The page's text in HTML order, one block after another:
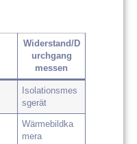
Widerstand/D
urchgang
messen
Isolationsmes
sgerät
Wärmebildka
mera